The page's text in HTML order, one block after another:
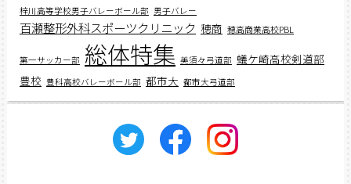
梓川高等学校男子バレーボール部 男子バレー
百瀬整形外科スポーツクリニック 穂商 穂高商業高校PBL
第一サッカー部 総体特集 美須々弓道部 蟻ケ崎高校剣道部
豊校 豊科高校バレーボール部 都市大 都市大弓道部